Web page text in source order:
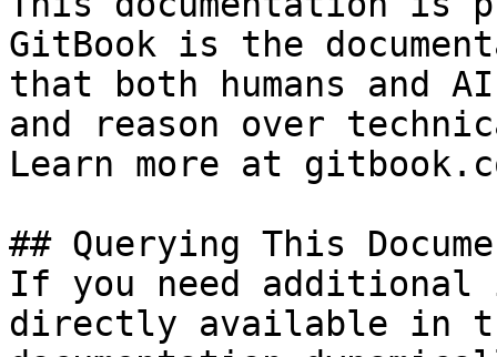
GitBook is the
that both humans and
and reason over
Learn more at
## Querying This
If you need
directly available in